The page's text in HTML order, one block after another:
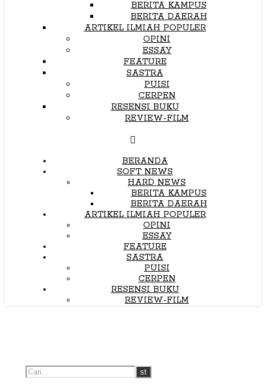
BERITA KAMPUS
BERITA DAERAH
ARTIKEL ILMIAH POPULER
OPINI
ESSAY
FEATURE
SASTRA
PUISI
CERPEN
RESENSI BUKU
REVIEW-FILM
BERANDA
SOFT NEWS
HARD NEWS
BERITA KAMPUS
BERITA DAERAH
ARTIKEL ILMIAH POPULER
OPINI
ESSAY
FEATURE
SASTRA
PUISI
CERPEN
RESENSI BUKU
REVIEW-FILM